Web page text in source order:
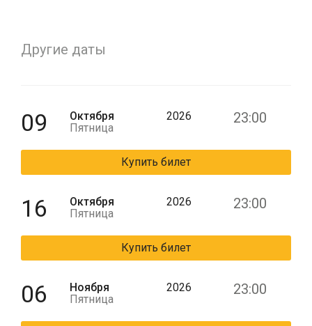
Другие даты
09
Октября
Пятница
2026 23:00
Купить билет
16
Октября
Пятница
2026 23:00
Купить билет
06
Ноября
Пятница
2026 23:00